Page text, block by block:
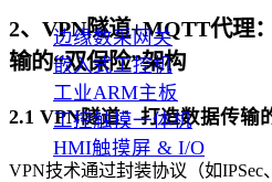
边缘数采网关
嵌入式工控机
工业ARM主板
工控触摸一体机
HMI触摸屏 & I/O
2、VPN隧道+MQTT代理
输的“双保险”架构
2.1 VPN隧道：打造数据传输
VPN技术通过封装协议（如